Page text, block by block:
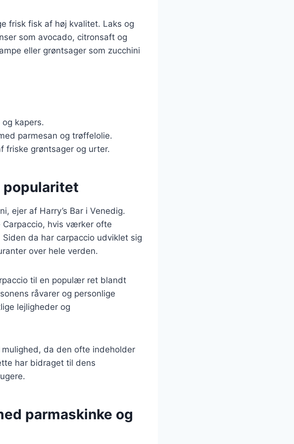
frisk fisk af høj kvalitet. Laks og
som avocado, citronsaft og
eller grøntsager som zucchini
kapers.
parmesan og trøffelolie.
friske grøntsager og urter.
popularitet
ejer af Harry’s Bar i Venedig.
hvis værker ofte
da har carpaccio udviklet sig
over hele verden.
til en populær ret blandt
råvarer og personlige
lejligheder og
da den ofte indeholder
har bidraget til dens
parmaskinke og